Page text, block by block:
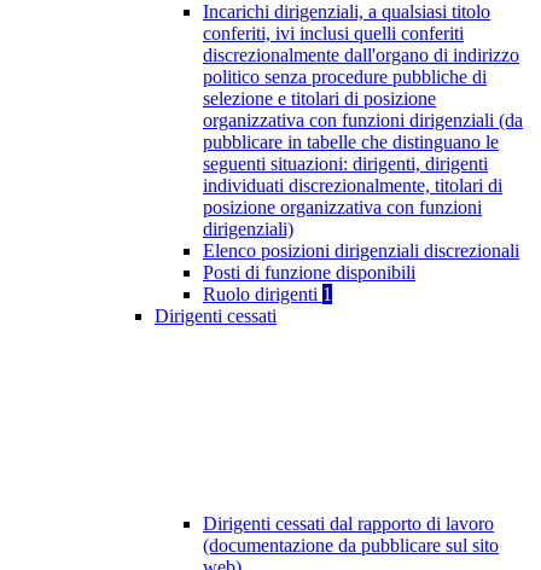
Incarichi dirigenziali, a qualsiasi titolo
conferiti, ivi inclusi quelli conferiti
discrezionalmente dall'organo di indirizzo
politico senza procedure pubbliche di
selezione e titolari di posizione
organizzativa con funzioni dirigenziali (da
pubblicare in tabelle che distinguano le
seguenti situazioni: dirigenti, dirigenti
individuati discrezionalmente, titolari di
posizione organizzativa con funzioni
dirigenziali)
Elenco posizioni dirigenziali discrezionali
Posti di funzione disponibili
Ruolo dirigenti 1
Dirigenti cessati
Dirigenti cessati dal rapporto di lavoro
(documentazione da pubblicare sul sito